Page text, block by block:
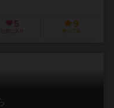
5
お気に入り
9
持ってる